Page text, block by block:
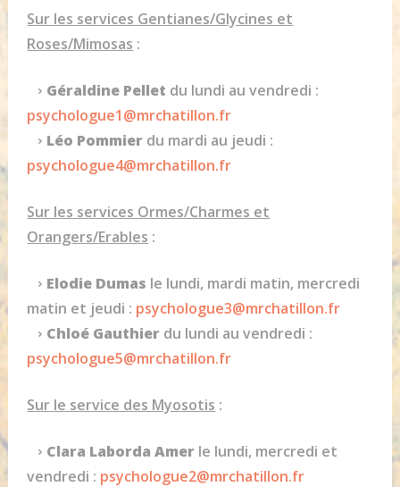
Sur les services Gentianes/Glycines et
Roses/Mimosas :
Géraldine Pellet du lundi au vendredi :
psychologue1@mrchatillon.fr
Léo Pommier du mardi au jeudi :
psychologue4@mrchatillon.fr
Sur les services Ormes/Charmes et
Orangers/Erables :
Elodie Dumas le lundi, mardi matin, mercredi
matin et jeudi : psychologue3@mrchatillon.fr
Chloé Gauthier du lundi au vendredi :
psychologue5@mrchatillon.fr
Sur le service des Myosotis :
Clara Laborda Amer le lundi, mercredi et
vendredi : psychologue2@mrchatillon.fr